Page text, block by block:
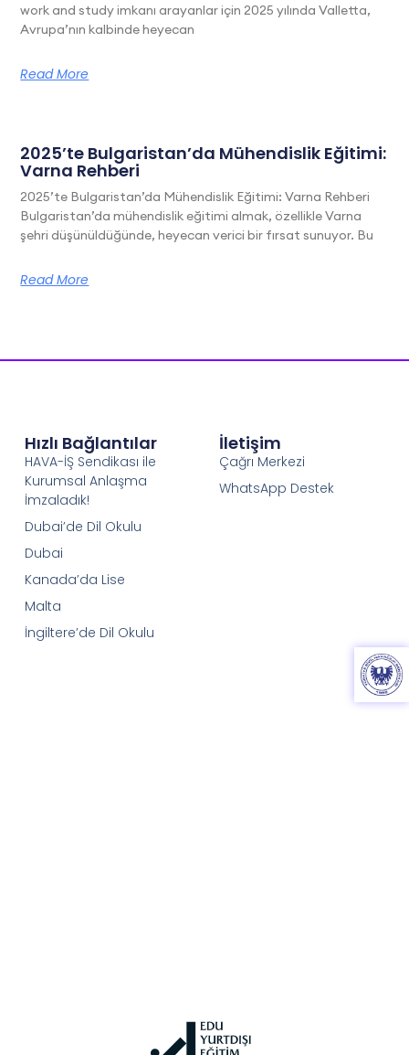
work and study imkanı arayanlar için 2025 yılında Valletta,
Avrupa’nın kalbinde heyecan
Read More
2025’te Bulgaristan’da Mühendislik Eğitimi:
Varna Rehberi
2025’te Bulgaristan’da Mühendislik Eğitimi: Varna Rehberi
Bulgaristan’da mühendislik eğitimi almak, özellikle Varna
şehri düşünüldüğünde, heyecan verici bir fırsat sunuyor. Bu
Read More
Hızlı Bağlantılar
HAVA-İŞ Sendikası ile
Kurumsal Anlaşma
İmzaladık!
Dubai’de Dil Okulu
Dubai
Kanada’da Lise
Malta
İngiltere’de Dil Okulu
İletişim
Çağrı Merkezi
WhatsApp Destek